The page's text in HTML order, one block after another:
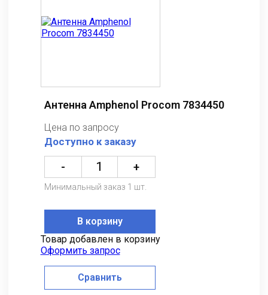
Антенна Amphenol Procom 7834450
Цена по запросу
Доступно к заказу
- +
Минимальный заказ 1 шт.
В корзину
Товар добавлен в корзину
Оформить запрос
Сравнить